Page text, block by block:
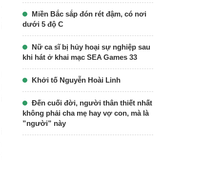
Miền Bắc sắp đón rét đậm, có nơi
dưới 5 độ C
Nữ ca sĩ bị hủy hoại sự nghiệp sau
khi hát ở khai mạc SEA Games 33
Khởi tố Nguyễn Hoài Linh
Đến cuối đời, người thân thiết nhất
không phải cha mẹ hay vợ con, mà là
”người” này